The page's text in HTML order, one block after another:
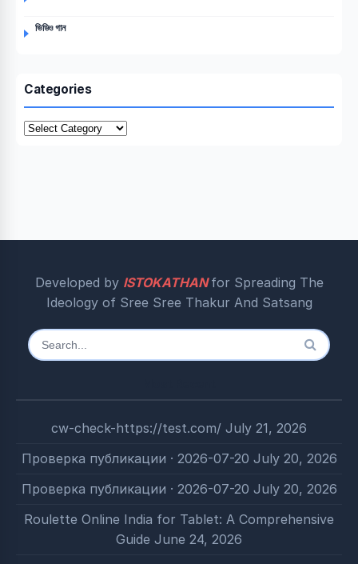
ভিডিও গান
Categories
Categories
Developed by ISTOKATHAN for Spreading The
Ideology of Sree Sree Thakur And Satsang
Search
cw-check-https://test.com/ July 21, 2026
Проверка публикации · 2026-07-20 July 20, 2026
Проверка публикации · 2026-07-20 July 20, 2026
Roulette Online India for Tablet: A Comprehensive
Guide June 24, 2026